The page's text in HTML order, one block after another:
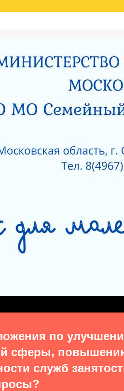
МЫШЛЕНИИ РОДИТЕЛЯМ О
ГОРОДСКОЙ ПРОКУРАТУРЫ
СОВЕТЕ ПРИ ГКУСО МО
НУЖНО ЗНАТЬ О КОРРУПЦИИ
ОТ ПАДЕНИЯ ИЗ ОКНА? КАК ЗАЩИТИТЬ
ЧТО НУЖНО
КАЧЕСТВА РАБОТЫ УЧРЕЖДЕНИЙ
ОКАЗАНИЯ СОЦИАЛЬНЫХ
СОЦИАЛЬНО-РЕАБИЛИТАЦИОННЫЙ
ПОМОЩИ ДЕТЯМ СЛУЖБА
СОПРОВОЖДЕНИЯ ВЫПУСКНИКОВ ИЗ
по
сферы,
служб